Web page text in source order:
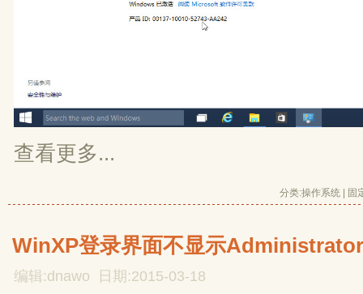
查看更多...
分类:操作系统 固
WinXP登录界面不显示
编辑:dnawo 日期:2015-03-18